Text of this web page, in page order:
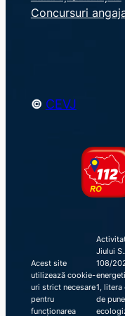
c
Concursuri
© CEVJ
Acest site
utilizează cookie-
uri strict necesare
pentru
funcționarea
Jiului
108/
1, litera
de